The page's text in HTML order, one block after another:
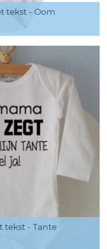
tekst - Oom
tekst - Tante